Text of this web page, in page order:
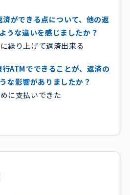
ができる点について、他の返
うな違いを感じましたか？
繰り上げて返済出来る
ATMでできることが、返済の
な影響がありましたか？
に支払いできた